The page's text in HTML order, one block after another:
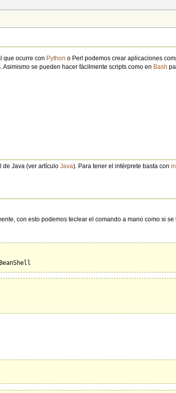
que ocurre con Python o Perl podemos crear aplicaciones
Asimismo se pueden hacer fácilmente scripts como en Bash
de Java (ver artículoJava). Para tener el intérprete basta con
con esto podemos teclear el comando a mano como si